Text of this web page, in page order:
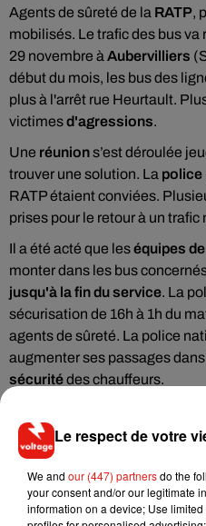
Agents de sûreté de la RATP,
mobilisés. Le trafic des bus va
29 novembre à Aubervilliers
début du mois, les bus des
plus à l'arrêt rue Heurtault.
victimesd'agressions.
Une réunions’est déroulée
trouver une solution. La police
RATP étaient conviées.
prises pour le retour à un trafic
Il a été acté que leséquipes
monter dans les bus
jusqu'à la fin du service. La
sécurisation de 16h à 1h du
agents de sûreté. La police
augmenter ses passages
sécuritédes chauffeurs.
Musique
Le respect de votre
We and our (447) partnersdo the
your consent and/or our legitimate
information on a device; Use